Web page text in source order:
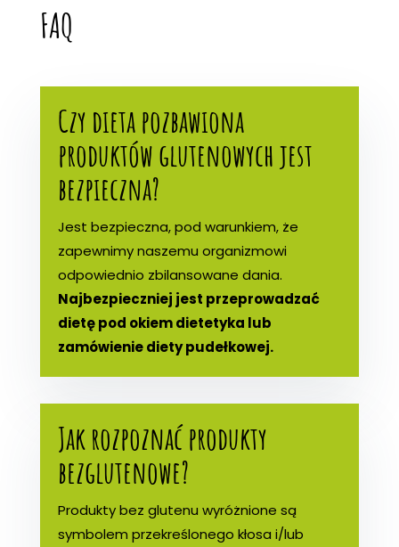
FAQ
Czy dieta pozbawiona
produktów glutenowych jest
bezpieczna?
Jest bezpieczna, pod warunkiem, że
zapewnimy naszemu organizmowi
odpowiednio zbilansowane dania.
Najbezpieczniej jest przeprowadzać
dietę pod okiem dietetyka lub
zamówienie diety pudełkowej.
Jak rozpoznać produkty
bezglutenowe?
Produkty bez glutenu wyróżnione są
symbolem przekreślonego kłosa i/lub